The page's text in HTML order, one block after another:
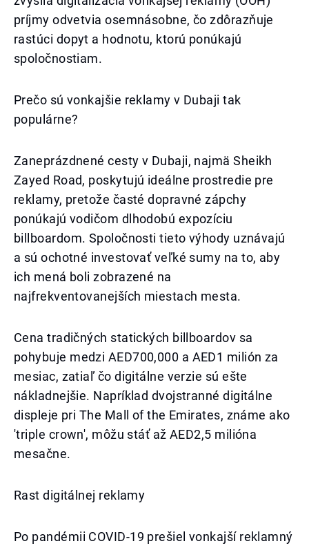
príjmy odvetvia osemnásobne, čo zdôrazňuje
rastúci dopyt a hodnotu, ktorú ponúkajú
spoločnostiam.
Prečo sú vonkajšie reklamy v Dubaji tak
populárne?
Zaneprázdnené cesty v Dubaji, najmä Sheikh
Zayed Road, poskytujú ideálne prostredie pre
reklamy, pretože časté dopravné zápchy
ponúkajú vodičom dlhodobú expozíciu
billboardom. Spoločnosti tieto výhody uznávajú
a sú ochotné investovať veľké sumy na to, aby
ich mená boli zobrazené na
najfrekventovanejších miestach mesta.
Cena tradičných statických billboardov sa
pohybuje medzi AED700,000 a AED1 milión za
mesiac, zatiaľ čo digitálne verzie sú ešte
nákladnejšie. Napríklad dvojstranné digitálne
displeje pri The Mall of the Emirates, známe ako
'triple crown', môžu stáť až AED2,5 milióna
mesačne.
Rast digitálnej reklamy
Po pandémii COVID-19 prešiel vonkajší reklamný